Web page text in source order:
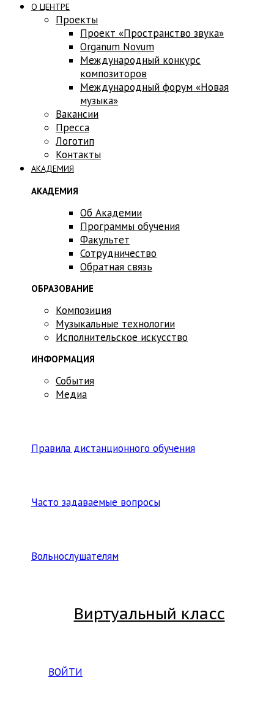
О ЦЕНТРЕ
Проекты
Проект «Пространство звука»
Оrganum Novum
Международный конкурс
композиторов
Международный форум «Новая
музыка»
Вакансии
Пресса
Логотип
Контакты
АКАДЕМИЯ
АКАДЕМИЯ
Об Академии
Программы обучения
Факультет
Сотрудничество
Обратная связь
ОБРАЗОВАНИЕ
Композиция
Музыкальные технологии
Исполнительское искусство
ИНФОРМАЦИЯ
События
Медиа
Правила дистанционного обучения
Часто задаваемые вопросы
Вольнослушателям
Виртуальный класс
ВОЙТИ